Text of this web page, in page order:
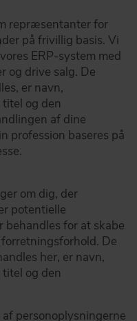
repræsentanter for
på frivillig basis. Vi
ERP-system med
og drive salg. De
er navn,
og den
af dine
profession baseres på
om dig, der
potentielle
behandles for at skabe
De
her, er navn,
og den
personoplysningerne